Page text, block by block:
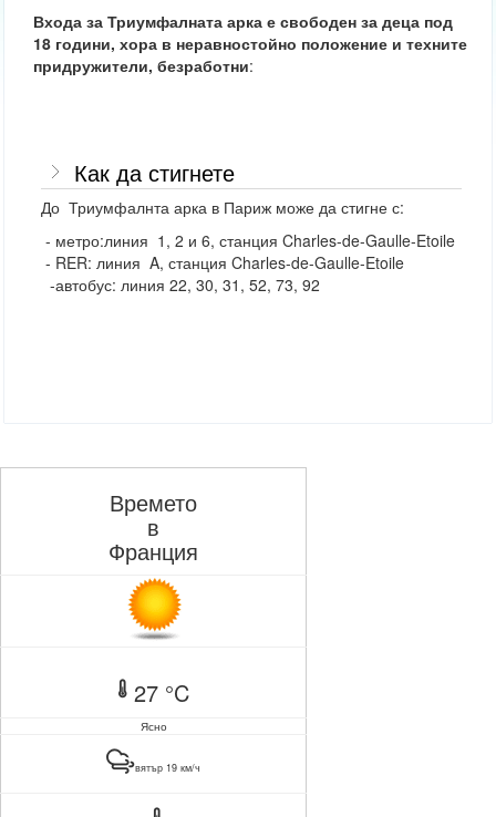
Входа за Триумфалната арка е свободен за деца под
18 години, хора в неравностойно положение и техните
придружители, безработни:
Как да стигнете
До Триумфалнта арка в Париж може да стигне с:
- метро:линия 1, 2 и 6, станция Charles-de-Gaulle-Etoile
- RER: линия A, станция Charles-de-Gaulle-Etoile
-автобус: линия 22, 30, 31, 52, 73, 92
Времето
в
Франция
27 °C
Ясно
вятър 19 км/ч